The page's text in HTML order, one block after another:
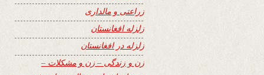
زراعتی و مالداری
زلزله افغانستان
زلزله در افغانستان
زن و زندگی – زن و مشکلات –